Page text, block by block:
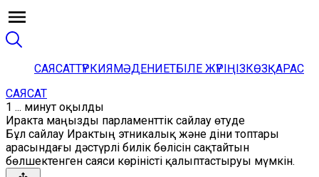
САЯСАТТҮРКИЯМӘДЕНИЕТБІЛЕ ЖҮРІҢІЗКӨЗҚАРАС
САЯСАТ
1 ... минут оқылды
Иракта маңызды парламенттік сайлау өтуде
Бұл сайлау Ирактың этникалық және діни топтары
арасындағы дәстүрлі билік бөлісін сақтайтын
бөлшектенген саяси көріністі қалыптастыруы мүмкін.